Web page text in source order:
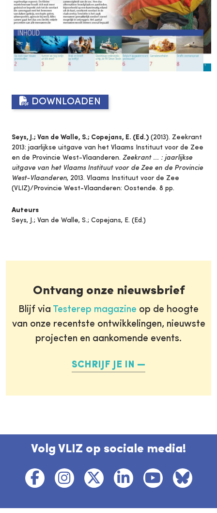
DOWNLOADEN
Seys, J.; Van de Walle, S.; Copejans, E. (Ed.) (2013). Zeekrant
2013: jaarlijkse uitgave van het Vlaams Instituut voor de Zee
en de Provincie West-Vlaanderen. Zeekrant ... : jaarlijkse
uitgave van het Vlaams Instituut voor de Zee en de Provincie
West-Vlaanderen, 2013. Vlaams Instituut voor de Zee
(VLIZ)/Provincie West-Vlaanderen: Oostende. 8 pp.
Auteurs
Seys, J.; Van de Walle, S.; Copejans, E. (Ed.)
Ontvang onze nieuwsbrief
Blijf via Testerep magazine op de hoogte
van onze recentste ontwikkelingen, nieuwste
projecten en aankomende events.
SCHRIJF JE IN
Volg VLIZ op sociale media!